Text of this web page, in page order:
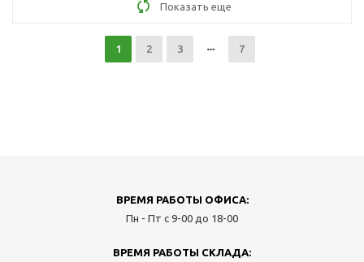
Показать еще
1 2 3 7
ВРЕМЯ РАБОТЫ ОФИСА:
Пн - Пт с 9-00 до 18-00
ВРЕМЯ РАБОТЫ СКЛАДА: